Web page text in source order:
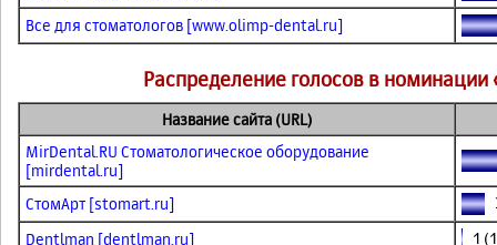
Все для стоматологов [www.olimp-dental.ru]
Распределение голосов в
Название сайта (URL)
MirDental.RU Стоматологическое оборудование
[mirdental.ru]
СтомАрт [stomart.ru]
Dentlman [dentlman.ru]
1